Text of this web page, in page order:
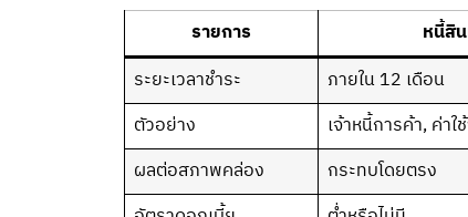
รายการ หนี้สิ
ระยะเวลาชำระ
ภายใน 12 เดือน
ตัวอย่าง
เจ้าหนี้การค้า, ค่า
ผลต่อสภาพคล่อง
กระทบโดยตรง